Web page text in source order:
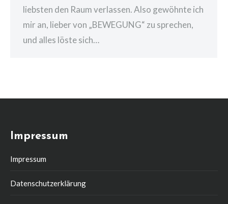
liebsten den Raum verlassen. Also gewöhnte ich
mir an, lieber von „BEWEGUNG“ zu sprechen,
und alles löste sich…
Impressum
Impressum
Datenschutzerklärung